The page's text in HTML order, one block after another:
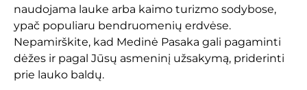
naudojama lauke arba kaimo turizmo sodybose,
ypač populiaru bendruomenių erdvėse.
Nepamirškite, kad Medinė Pasaka gali pagaminti
dėžes ir pagal Jūsų asmeninį užsakymą, priderinti
prie lauko baldų.